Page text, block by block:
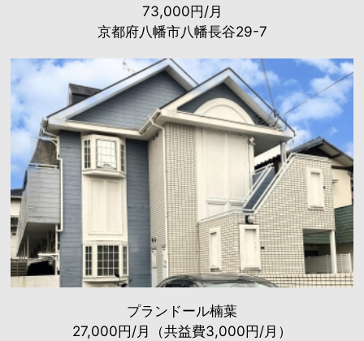
73,000円/月
京都府八幡市八幡長谷29-7
プランドール楠葉
27,000円/月（共益費3,000円/月）